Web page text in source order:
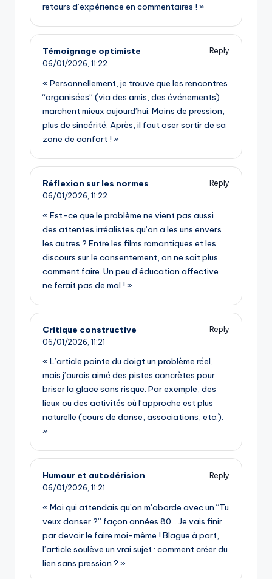
retours d’expérience en commentaires ! »
Témoignage optimiste
Reply
06/01/2026, 11:22
« Personnellement, je trouve que les rencontres
“organisées” (via des amis, des événements)
marchent mieux aujourd’hui. Moins de pression,
plus de sincérité. Après, il faut oser sortir de sa
zone de confort ! »
Réflexion sur les normes
Reply
06/01/2026, 11:22
« Est-ce que le problème ne vient pas aussi
des attentes irréalistes qu’on a les uns envers
les autres ? Entre les films romantiques et les
discours sur le consentement, on ne sait plus
comment faire. Un peu d’éducation affective
ne ferait pas de mal ! »
Critique constructive
Reply
06/01/2026, 11:21
« L’article pointe du doigt un problème réel,
mais j’aurais aimé des pistes concrètes pour
briser la glace sans risque. Par exemple, des
lieux ou des activités où l’approche est plus
naturelle (cours de danse, associations, etc.).
»
Humour et autodérision
Reply
06/01/2026, 11:21
« Moi qui attendais qu’on m’aborde avec un “Tu
veux danser ?” façon années 80… Je vais finir
par devoir le faire moi-même ! Blague à part,
l’article soulève un vrai sujet : comment créer du
lien sans pression ? »